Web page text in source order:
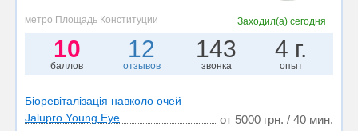
метро Площадь Конституции Заходил(а)сегодня
10
баллов
12
отзывов
143
звонка
4 г.
опыт
Біоревіталізація навколо очей —
Jalupro Young Eye
от 5000 грн. / 40 мин.